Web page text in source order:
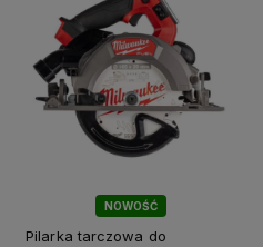
NOWOŚĆ
Pilarka tarczowa do